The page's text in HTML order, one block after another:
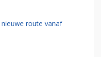
route vanaf